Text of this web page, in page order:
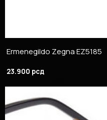
Ermenegildo Zegna EZ5185
23.900 рсд